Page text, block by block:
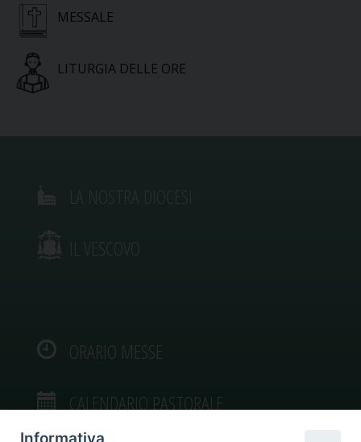
MESSALE
LITURGIA DELLE ORE
IL VESCOVO
ORARIO MESSE
CALENDARIO PASTORALE